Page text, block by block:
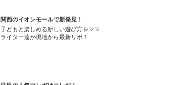
関西のイオンモールで新発見！
子どもと楽しめる新しい遊び方をママ
ライター達が現地から最新リポ！